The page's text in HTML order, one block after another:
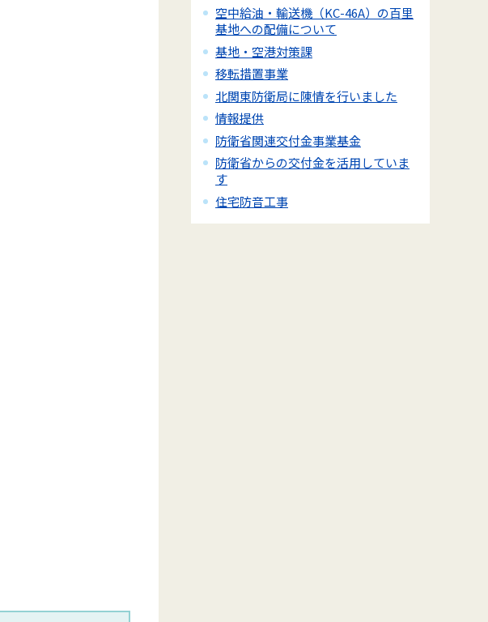
空中給油・輸送機（KC-46A）の百里
基地への配備について
基地・空港対策課
移転措置事業
北関東防衛局に陳情を行いました
情報提供
防衛省関連交付金事業基金
防衛省からの交付金を活用していま
す
住宅防音工事